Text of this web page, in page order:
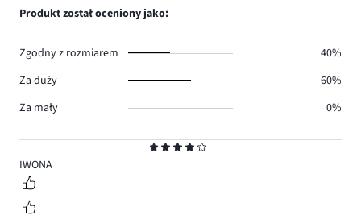
4
IWONA
Produkt został oceniony jako:
Zgodny z rozmiarem
40%
Za duży
60%
Za mały
0%